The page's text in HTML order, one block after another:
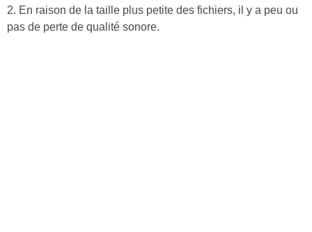
2. En raison de la taille plus petite des fichiers, il y a peu ou
pas de perte de qualité sonore.